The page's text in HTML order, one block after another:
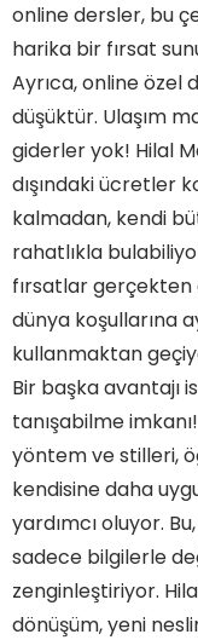
online dersler, bu
harika bir fırsat
Ayrıca, online
düşüktür. Ulaşım
giderler yok! Hilal
dışındaki ücretler
kalmadan, kendi
rahatlıkla
fırsatlar gerçekten
dünya koşullarına
kullanmaktan
Bir başka avantajı
tanışabilme
yöntem ve stilleri,
kendisine daha
yardımcı oluyor.
sadece bilgilerle
zenginleştiriyor.
dönüşüm, yeni